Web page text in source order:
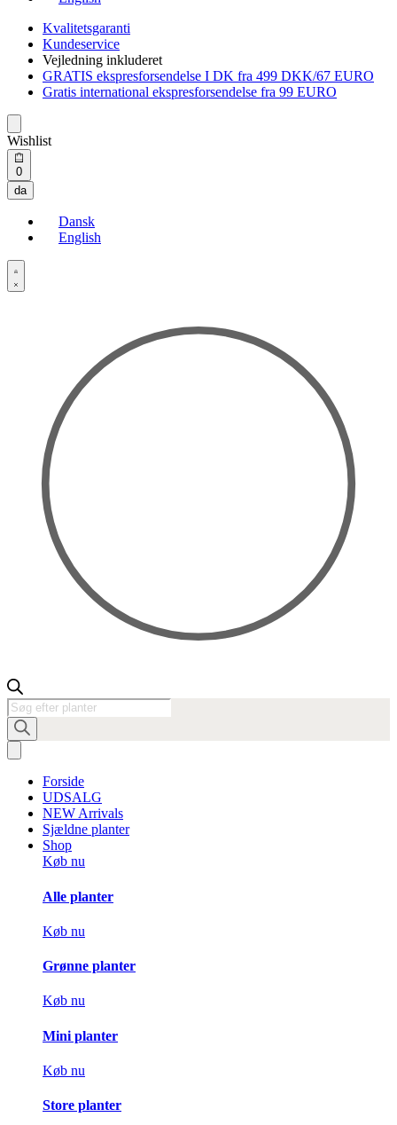
Kvalitetsgaranti
Kundeservice
Vejledning inkluderet
GRATIS ekspresforsendelse I DK fra 499 DKK/67 EURO
Gratis international ekspresforsendelse fra 99 EURO
Wishlist
0Open
cart
da
Dansk
English
Open
Account
details
Products
search
Forside
UDSALG
NEW Arrivals
Sjældne planter
Shop
Køb nu
Alle planter
Køb nu
Grønne planter
Køb nu
Mini planter
Køb nu
Store planter